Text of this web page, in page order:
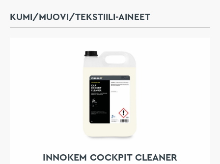
KUMI/MUOVI/TEKSTIILI-AINEET
INNOKEM COCKPIT CLEANER